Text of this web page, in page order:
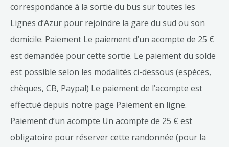
correspondance à la sortie du bus sur toutes les
Lignes d’Azur pour rejoindre la gare du sud ou son
domicile. Paiement Le paiement d’un acompte de 25 €
est demandée pour cette sortie. Le paiement du solde
est possible selon les modalités ci-dessous (espèces,
chèques, CB, Paypal) Le paiement de l’acompte est
effectué depuis notre page Paiement en ligne.
Paiement d’un acompte Un acompte de 25 € est
obligatoire pour réserver cette randonnée (pour la